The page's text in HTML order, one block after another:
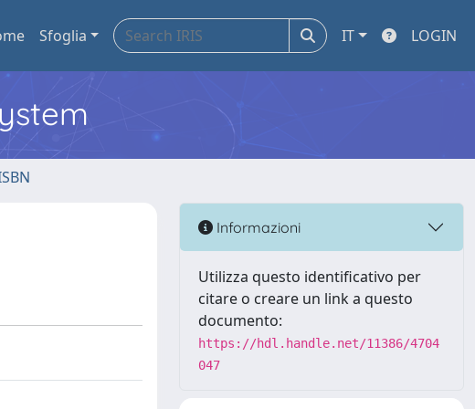
Sfoglia IT LOGIN
Informazioni
Utilizza questo identificativo per
citare o creare un link a questo
documento:
https://hdl.handle.net/11386/4704
047